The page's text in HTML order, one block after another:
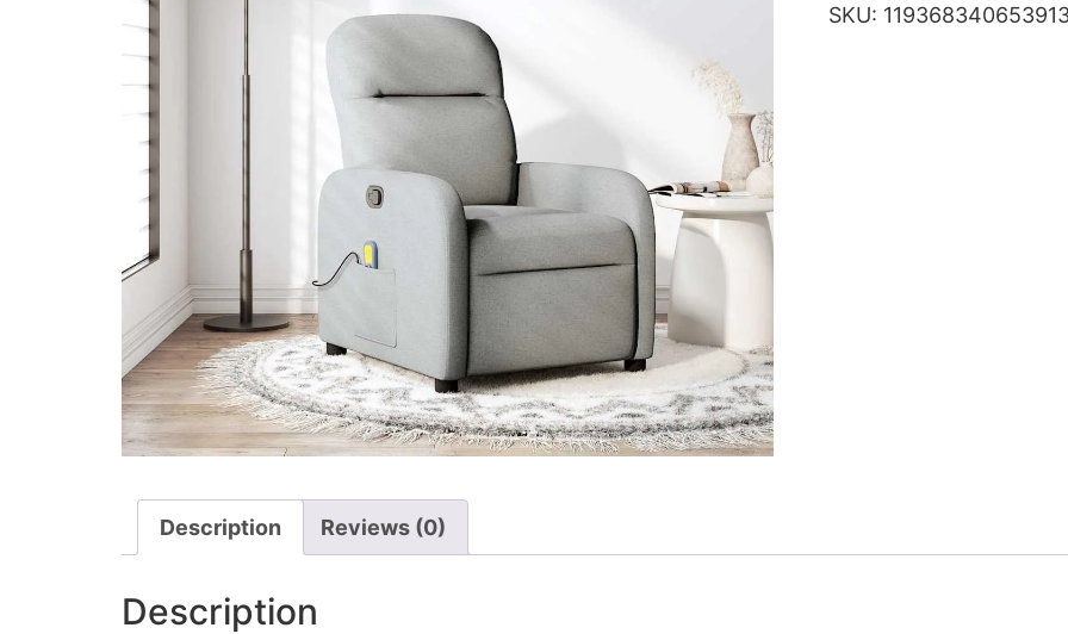
SKU:
Description Reviews (0)
Description